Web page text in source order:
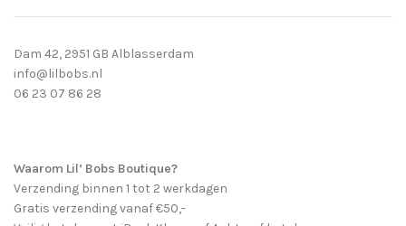
Dam 42, 2951 GB Alblasserdam
info@lilbobs.nl
06 23 07 86 28
Waarom Lil’ Bobs Boutique?
Verzending binnen 1 tot 2 werkdagen
Gratis verzending vanaf €50,-